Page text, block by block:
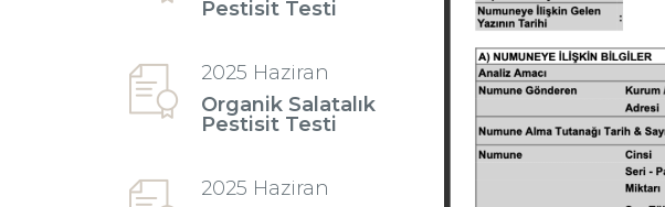
Pestisit Testi
2025 Haziran
Organik Salatalık
Pestisit Testi
2025 Haziran